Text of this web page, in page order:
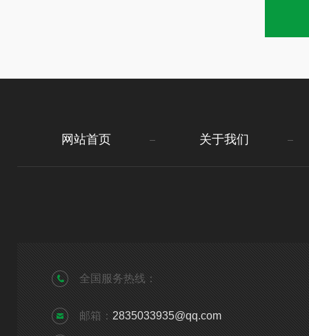
网站首页 关于我们
全国服务热线：
邮箱： 2835033935@qq.com